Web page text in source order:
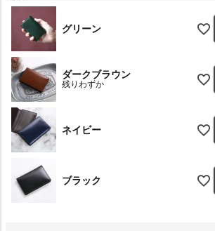
グリーン
ダークブラウン
残りわずか
ネイビー
ブラック